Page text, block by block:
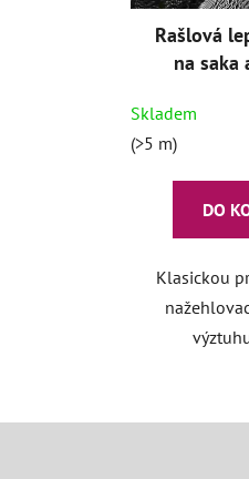
Rašlová
na saka
Skladem
(>5 m)
DO
Klasickou
Z